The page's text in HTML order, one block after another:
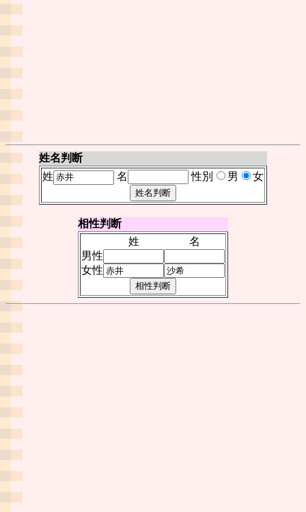
姓名判断
姓
名 性別 男 女
相性判断
姓
名
男性
女性